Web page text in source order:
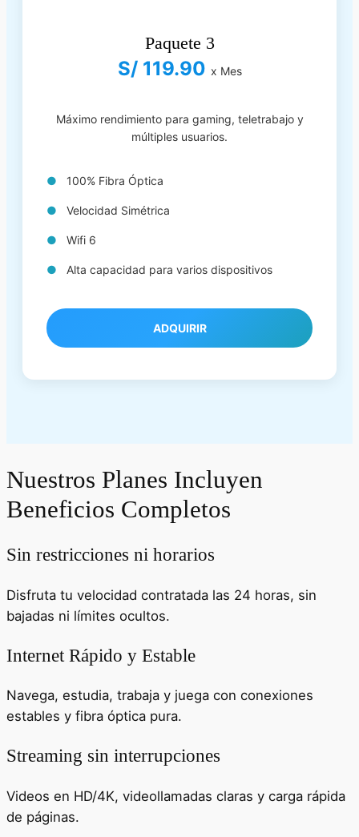
Paquete 3
S/ 119.90 x Mes
Máximo rendimiento para gaming, teletrabajo y
múltiples usuarios.
100% Fibra Óptica
Velocidad Simétrica
Wifi 6
Alta capacidad para varios dispositivos
ADQUIRIR
Nuestros Planes Incluyen
Beneficios Completos
Sin restricciones ni horarios
Disfruta tu velocidad contratada las 24 horas, sin
bajadas ni límites ocultos.
Internet Rápido y Estable
Navega, estudia, trabaja y juega con conexiones
estables y fibra óptica pura.
Streaming sin interrupciones
Videos en HD/4K, videollamadas claras y carga rápida
de páginas.